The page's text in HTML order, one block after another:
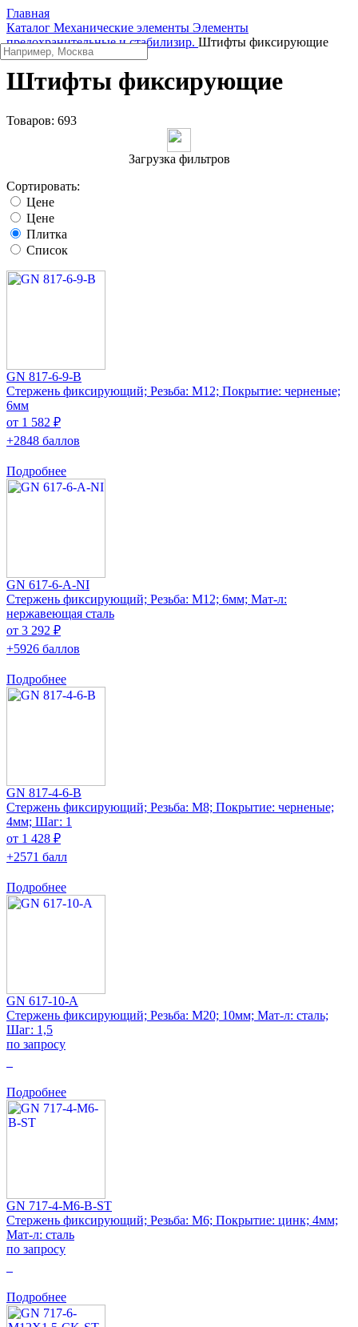
Главная
Каталог Механические элементы Элементы
предохранительные и стабилизир. Штифты фиксирующие
Штифты фиксирующие
Товаров: 693
Загрузка фильтров
Сортировать:
Цене
Цене
Плитка
Список
GN 817-6-9-B
Стержень фиксирующий; Резьба: M12; Покрытие: черненые;
6мм
от 1 582 ₽
+2848 баллов
Подробнее
GN 617-6-A-NI
Стержень фиксирующий; Резьба: M12; 6мм; Мат-л:
нержавеющая сталь
от 3 292 ₽
+5926 баллов
Подробнее
GN 817-4-6-B
Стержень фиксирующий; Резьба: M8; Покрытие: черненые;
4мм; Шаг: 1
от 1 428 ₽
+2571 балл
Подробнее
GN 617-10-A
Стержень фиксирующий; Резьба: M20; 10мм; Мат-л: сталь;
Шаг: 1,5
по запросу
Подробнее
GN 717-4-M6-B-ST
Стержень фиксирующий; Резьба: M6; Покрытие: цинк; 4мм;
Мат-л: сталь
по запросу
Подробнее